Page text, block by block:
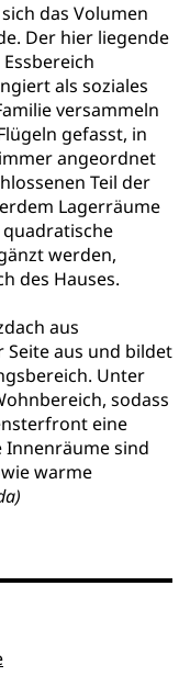
das Volumen
Der hier liegende
als soziales
versammeln
gefasst, in
angeordnet
Teil der
Lagerräume
werden,
des Hauses.
aus
aus und bildet
Unter
sodass
eine
sind
warme